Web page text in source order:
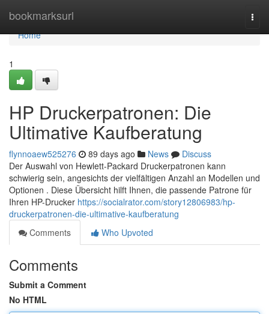
bookmarksurl
Home
Home
1
HP Druckerpatronen: Die
Ultimative Kaufberatung
flynnoaew525276 89 days ago News
Discuss
Der Auswahl von Hewlett-Packard Druckerpatronen kann
schwierig sein, angesichts der vielfältigen Anzahl an Modellen und
Optionen . Diese Übersicht hilft Ihnen, die passende Patrone für
Ihren HP-Drucker https://socialrator.com/story12806983/hp-
druckerpatronen-die-ultimative-kaufberatung
Comments
Who Upvoted
Comments
Submit a Comment
No HTML